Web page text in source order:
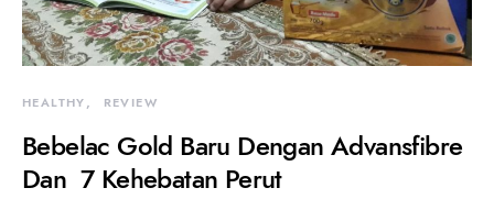
HEALTHY REVIEW
Bebelac Gold Baru Dengan Advansfibre
Dan 7 Kehebatan Perut